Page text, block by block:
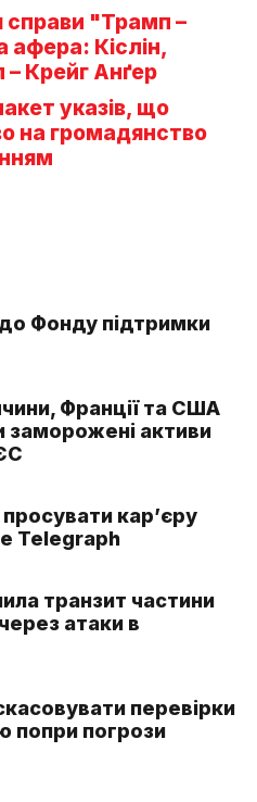
справи "Трамп –
афера: Кіслін,
– Крейг Анґер
указів, що
на громадянство
Фонду підтримки
Франції та США
заморожені активи
кар’єру
Telegraph
транзит частини
атаки в
перевірки
попри погрози